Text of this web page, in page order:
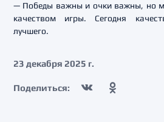
— Победы важны и очки важны, но
качеством игры. Сегодня
лучшего.
23 декабря 2025 г.
Поделиться: